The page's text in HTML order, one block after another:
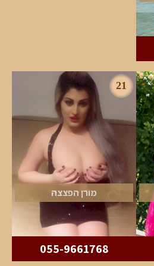
21
מורן הפצצה
055-9661768